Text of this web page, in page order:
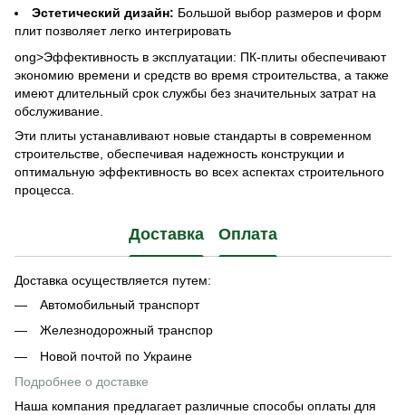
Эстетический дизайн: Большой выбор размеров и форм
плит позволяет легко интегрировать
ong>Эффективность в эксплуатации: ПК-плиты обеспечивают
экономию времени и средств во время строительства, а также
имеют длительный срок службы без значительных затрат на
обслуживание.
Эти плиты устанавливают новые стандарты в современном
строительстве, обеспечивая надежность конструкции и
оптимальную эффективность во всех аспектах строительного
процесса.
Доставка Оплата
Доставка осуществляется путем:
Автомобильный транспорт
Железнодорожный транспор
Новой почтой по Украине
Подробнее о доставке
Наша компания предлагает различные способы оплаты для